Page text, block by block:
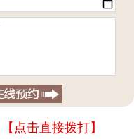
【点击直接拨打】